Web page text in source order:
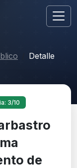
Detalle
3/10
de